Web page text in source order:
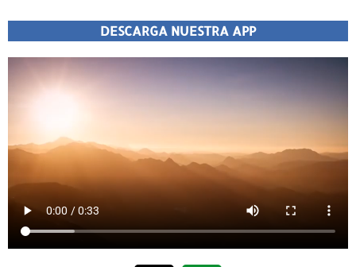
DESCARGA NUESTRA APP